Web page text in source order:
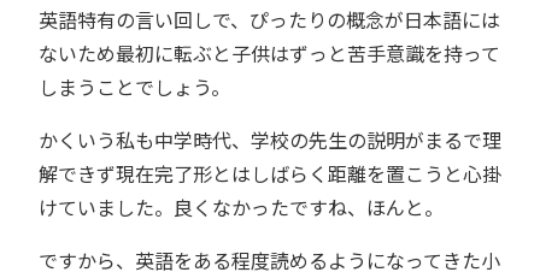
英語特有の言い回しで、ぴったりの概念が日本語には
ないため最初に転ぶと子供はずっと苦手意識を持って
しまうことでしょう。
かくいう私も中学時代、学校の先生の説明がまるで理
解できず現在完了形とはしばらく距離を置こうと心掛
けていました。良くなかったですね、ほんと。
ですから、英語をある程度読めるようになってきた小